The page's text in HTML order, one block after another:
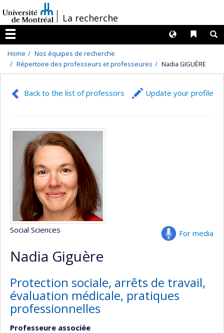
au
contenu
/La recherche
Menu
Liens
Langues
Home
Nos équipes de recherche
Répertoire des professeurs et professeures
Nadia GIGUÈRE
Back to the list of professors Update your profile
For media
Social Sciences
Nadia Giguère
Protection sociale, arrêts de travail,
évaluation médicale, pratiques
professionnelles
Professeure associée